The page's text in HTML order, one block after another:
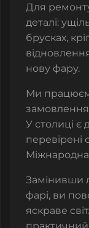
Для
деталі:
брусках,
нову фару.
Ми
У столиці є
перевірені
Міжнародна
Замінивши
фарі, ви
яскраве
практичний